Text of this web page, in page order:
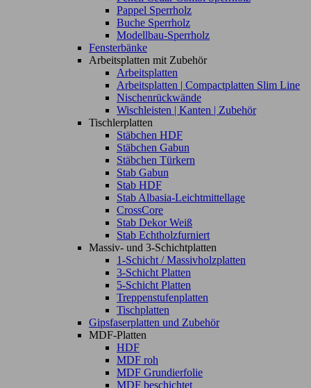
Pappel Sperrholz
Buche Sperrholz
Modellbau-Sperrholz
Fensterbänke
Arbeitsplatten mit Zubehör
Arbeitsplatten
Arbeitsplatten | Compactplatten Slim Line
Nischenrückwände
Wischleisten | Kanten | Zubehör
Tischlerplatten
Stäbchen HDF
Stäbchen Gabun
Stäbchen Türkern
Stab Gabun
Stab HDF
Stab Albasia-Leichtmittellage
CrossCore
Stab Dekor Weiß
Stab Echtholzfurniert
Massiv- und 3-Schichtplatten
1-Schicht / Massivholzplatten
3-Schicht Platten
5-Schicht Platten
Treppenstufenplatten
Tischplatten
Gipsfaserplatten und Zubehör
MDF-Platten
HDF
MDF roh
MDF Grundierfolie
MDF beschichtet